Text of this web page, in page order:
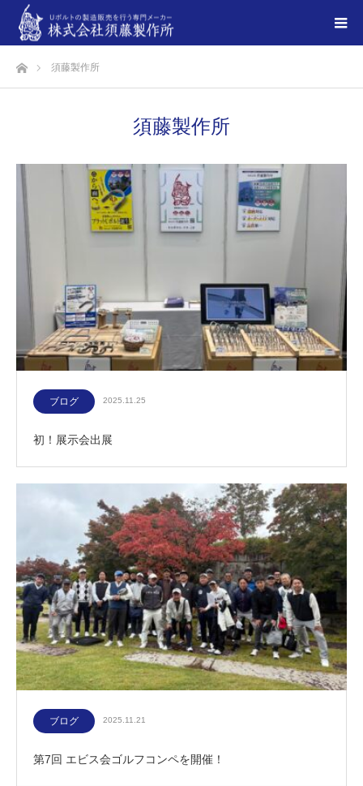
ホーム須藤製作所
須藤製作所
ブログ 2025.11.25
初！展示会出展
ブログ 2025.11.21
第7回 エビス会ゴルフコンペを開催！